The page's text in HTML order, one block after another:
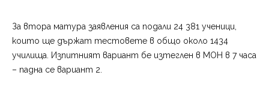
За втора матура заявления са подали 24 381 ученици,
които ще държат тестовете в общо около 1434
училища. Изпитният вариант бе изтеглен в МОН в 7 часа
– падна се вариант 2.